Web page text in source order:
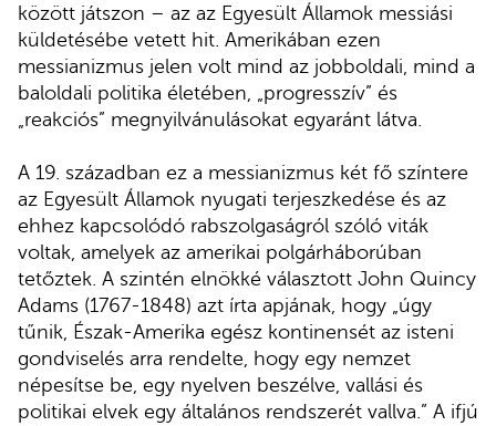
között játszon – az az Egyesült Államok messiási
küldetésébe vetett hit. Amerikában ezen
messianizmus jelen volt mind az jobboldali, mind a
baloldali politika életében, „progresszív” és
„reakciós” megnyilvánulásokat egyaránt látva.
A 19. században ez a messianizmus két fő színtere
az Egyesült Államok nyugati terjeszkedése és az
ehhez kapcsolódó rabszolgaságról szóló viták
voltak, amelyek az amerikai polgárháborúban
tetőztek. A szintén elnökké választott John Quincy
Adams (1767-1848) azt írta apjának, hogy „úgy
tűnik, Észak-Amerika egész kontinensét az isteni
gondviselés arra rendelte, hogy egy nemzet
népesítse be, egy nyelven beszélve, vallási és
politikai elvek egy általános rendszerét vallva.” A ifjú